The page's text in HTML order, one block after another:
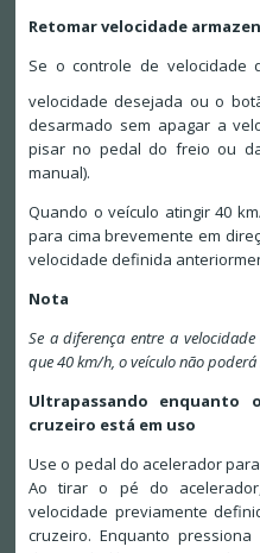
Retomar velocidade
Se o controle de velocidade
velocidade desejada ou o
desarmado sem apagar a
pisar no pedal do freio ou
manual).
Quando o veículo atingir 40
para cima brevemente em
velocidade definida
Nota
Se a diferença entre a
que 40 km/h, o veículo não
Ultrapassando enquanto
cruzeiro está em uso
Use o pedal do acelerador
Ao tirar o pé do
velocidade previamente
cruzeiro. Enquanto